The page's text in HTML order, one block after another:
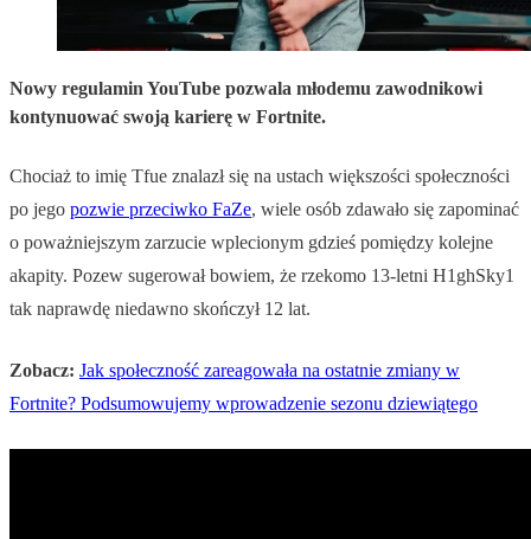
Nowy regulamin YouTube pozwala młodemu zawodnikowi
kontynuować swoją karierę w Fortnite.
Chociaż to imię Tfue znalazł się na ustach większości społeczności
po jego pozwie przeciwko FaZe, wiele osób zdawało się zapominać
o poważniejszym zarzucie wplecionym gdzieś pomiędzy kolejne
akapity. Pozew sugerował bowiem, że rzekomo 13-letni H1ghSky1
tak naprawdę niedawno skończył 12 lat.
Zobacz: Jak społeczność zareagowała na ostatnie zmiany w
Fortnite? Podsumowujemy wprowadzenie sezonu dziewiątego